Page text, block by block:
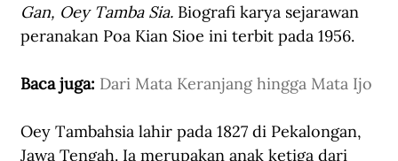
Gan, Oey Tamba Sia. Biografi karya sejarawan
peranakan Poa Kian Sioe ini terbit pada 1956.
Baca juga: Dari Mata Keranjang hingga Mata Ijo
Oey Tambahsia lahir pada 1827 di Pekalongan,
Jawa Tengah. Ia merupakan anak ketiga dari